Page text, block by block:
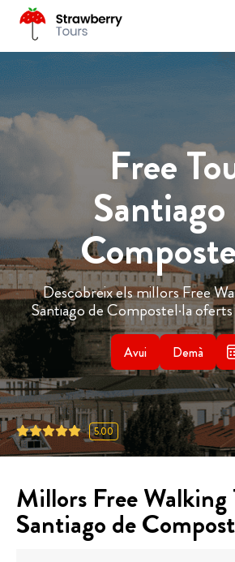
Free
Descobreix els millors Free
Santiago de Compostel·la
Avui Demà
5.00
Millors Free Walking
Santiago de